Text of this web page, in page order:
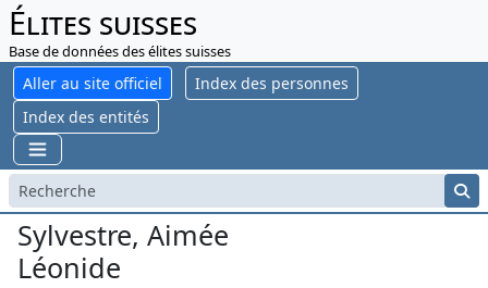
Élites suisses
Base de données des élites suisses
Aller au site officiel
Index des personnes
Index des entités
Sylvestre, Aimée
Léonide